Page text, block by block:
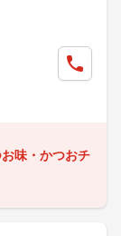
味・かつおチ